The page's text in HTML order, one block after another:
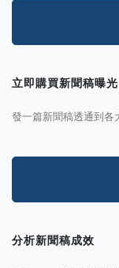
立即購買新聞稿曝光
發一篇新聞稿透通到各
分析新聞稿成效